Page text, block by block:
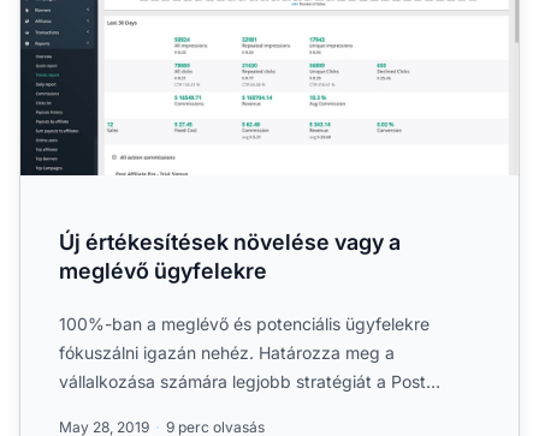
Új értékesítések növelése vagy a
meglévő ügyfelekre
100%-ban a meglévő és potenciális ügyfelekre
fókuszálni igazán nehéz. Határozza meg a
vállalkozása számára legjobb stratégiát a Post
May 28, 2019 9 perc olvasás